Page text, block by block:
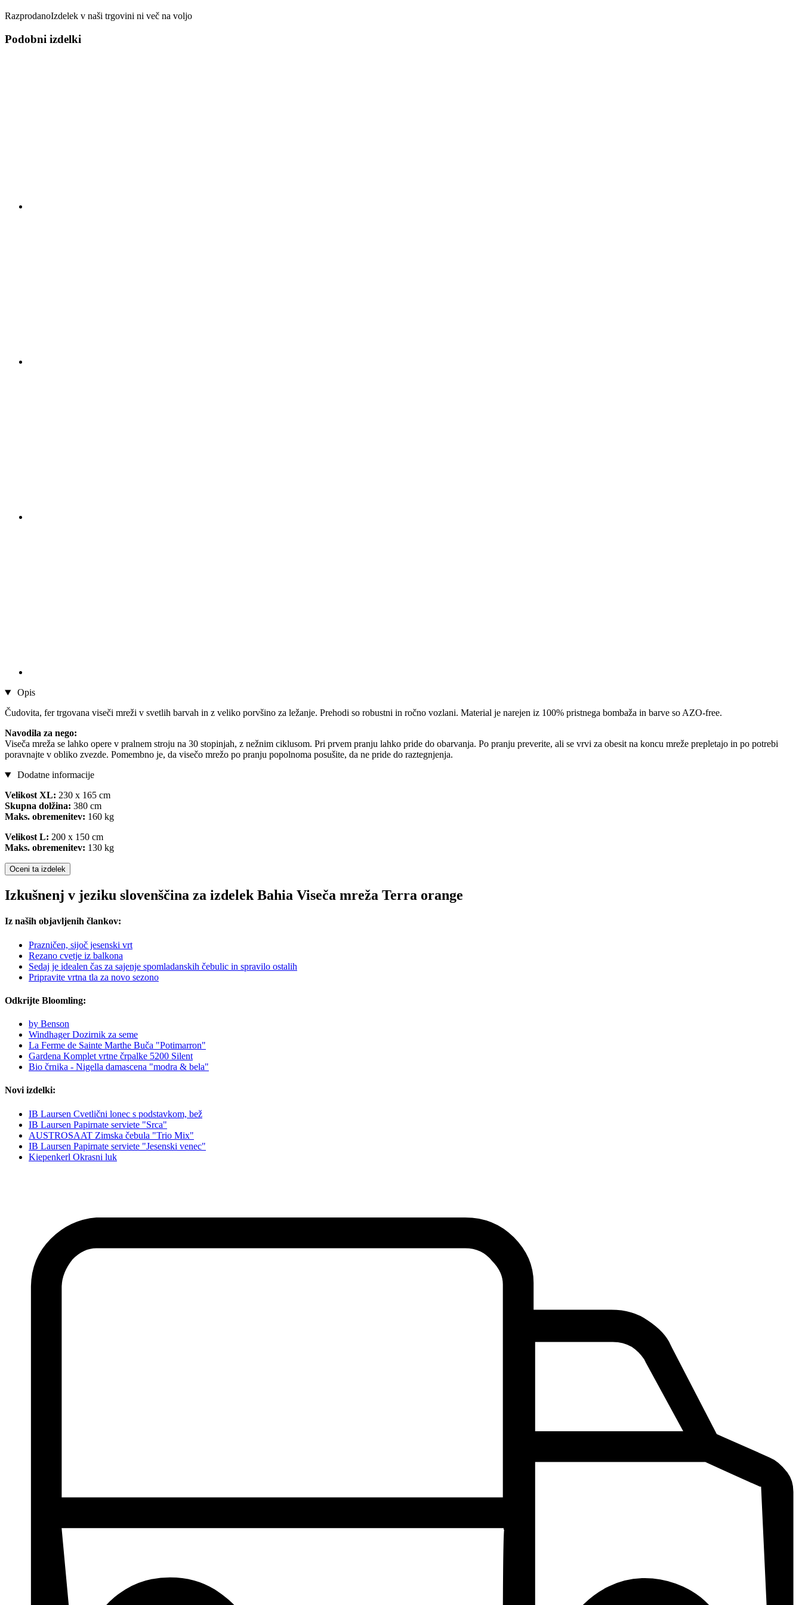
RazprodanoIzdelek v naši trgovini ni več na voljo
Podobni izdelki
Opis
Čudovita, fer trgovana viseči mreži v svetlih barvah in z veliko porvšino za ležanje. Prehodi so robustni in ročno vozlani. Material je narejen iz 100% pristnega bombaža in barve so AZO-free.
Navodila za nego:
Viseča mreža se lahko opere v pralnem stroju na 30 stopinjah, z nežnim ciklusom. Pri prvem pranju lahko pride do obarvanja. Po pranju preverite, ali se vrvi za obesit na koncu mreže prepletajo in po potrebi
poravnajte v obliko zvezde. Pomembno je, da visečo mrežo po pranju popolnoma posušite, da ne pride do raztegnjenja.
Dodatne informacije
Velikost XL: 230 x 165 cm
Skupna dolžina: 380 cm
Maks. obremenitev: 160 kg
Velikost L: 200 x 150 cm
Maks. obremenitev: 130 kg
Oceni ta izdelek
Izkušnenj v jeziku slovenščina za izdelek Bahia Viseča mreža Terra orange
Iz naših objavljenih člankov:
Prazničen, sijoč jesenski vrt
Rezano cvetje iz balkona
Sedaj je idealen čas za sajenje spomladanskih čebulic in spravilo ostalih
Pripravite vrtna tla za novo sezono
Odkrijte Bloomling:
by Benson
Windhager Dozirnik za seme
La Ferme de Sainte Marthe Buča "Potimarron"
Gardena Komplet vrtne črpalke 5200 Silent
Bio črnika - Nigella damascena "modra & bela"
Novi izdelki:
IB Laursen Cvetlični lonec s podstavkom, bež
IB Laursen Papirnate serviete "Srca"
AUSTROSAAT Zimska čebula "Trio Mix"
IB Laursen Papirnate serviete "Jesenski venec"
Kiepenkerl Okrasni luk